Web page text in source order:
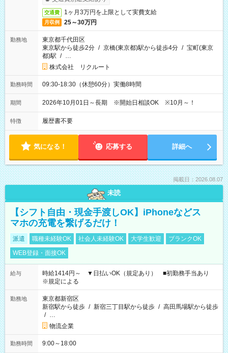
交通費 1ヶ月3万円を上限として実費支給
月収例 25～30万円
勤務地
東京都千代田区
東京駅から徒歩2分 / 京橋(東京都)駅から徒歩4分 / 宝町(東京
都)駅 / …
株式会社 リクルート
勤務時間 09:30-18:30（休憩60分）実働8時間
期間 2026年10月01日～長期 ※開始日相談OK ※10月～！
特徴 履歴書不要
気になる！ 応募する 詳細へ
掲載日：2026.08.07
未読
【シフト自由・現金手渡しOK】iPhoneなどス
マホの充電を繋げるだけ！
派遣 職種未経験OK 社会人未経験OK 大学生歓迎
ブランクOK
WEB登録・面接OK
給与
時給1414円～ ▼日払いOK（規定あり） ■初勤務手当あり
※規定による
勤務地
東京都新宿区
新宿駅から徒歩 / 新宿三丁目駅から徒歩 / 高田馬場駅から徒歩
/ …
物流企業
勤務時間 9:00～18:00